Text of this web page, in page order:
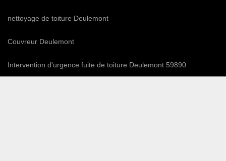
nettoyage de toiture Deulemont
Couvreur Deulemont
Intervention d'urgence fuite de toiture Deulemont 59890